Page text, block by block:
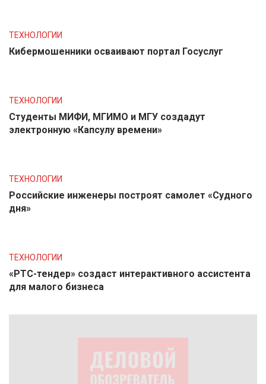
ТЕХНОЛОГИИ
Кибермошенники осваивают портал Госуслуг
ТЕХНОЛОГИИ
Студенты МИФИ, МГИМО и МГУ создадут
электронную «Капсулу времени»
ТЕХНОЛОГИИ
Российские инженеры построят самолет «Судного
дня»
ТЕХНОЛОГИИ
«РТС-тендер» создаст интерактивного ассистента
для малого бизнеса